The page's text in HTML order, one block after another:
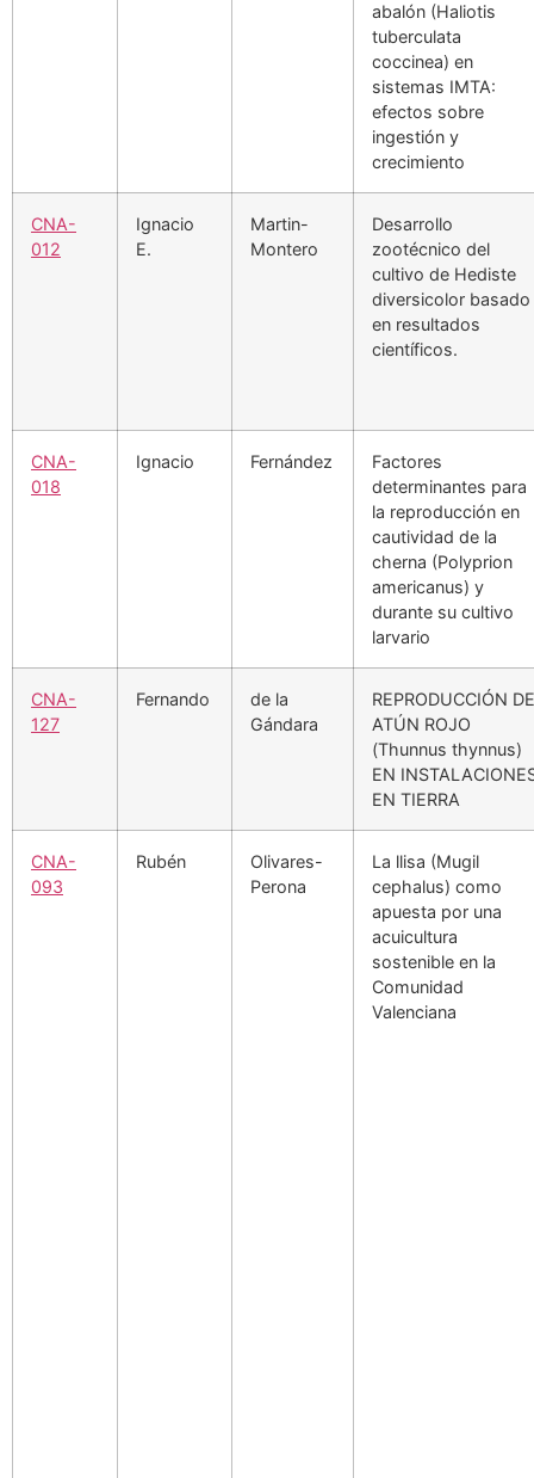
abalón (Haliotis
tuberculata
coccinea) en
sistemas IMTA:
efectos sobre
ingestión y
crecimiento
CNA-
012
Ignacio
E.
Martin-
Montero
Desarrollo
zootécnico del
cultivo de Hediste
diversicolor basado
en resultados
científicos.
CNA-
018
Ignacio Fernández
Factores
determinantes para
la reproducción en
cautividad de la
cherna (Polyprion
americanus) y
durante su cultivo
larvario
CNA-
127
Fernando
de la
Gándara
REPRODUCCIÓN DE
ATÚN ROJO
(Thunnus thynnus)
EN
EN TIERRA
CNA-
093
Rubén
Olivares-
Perona
La llisa (Mugil
cephalus) como
apuesta por una
acuicultura
sostenible en la
Comunidad
Valenciana